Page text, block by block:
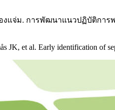
จ่ม. การพัฒนาแนวปฏิบัติการ
et al. Early identification of